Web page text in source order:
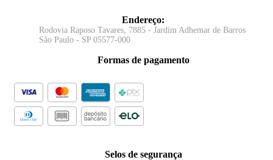
Endereço:
Rodovia Raposo Tavares, 7885 - Jardim Adhemar de Barros
São Paulo - SP 05577-000
Formas de pagamento
Selos de segurança